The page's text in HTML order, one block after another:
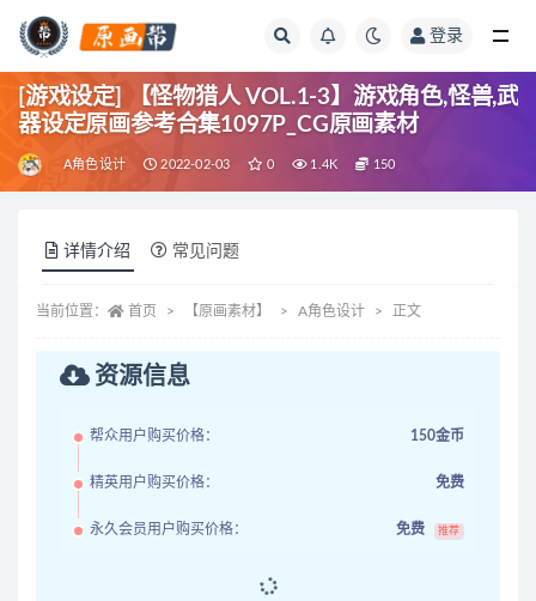
登录
[游戏设定] 【怪物猎人 VOL.1-3】游戏角色,怪兽,武
器设定原画参考合集1097P_CG原画素材
A角色设计 2022-02-03 0 1.4K 150
详情介绍 常见问题
当前位置： 首页 【原画素材】 A角色设计 正文
资源信息
帮众用户购买价格： 150金币
精英用户购买价格： 免费
永久会员用户购买价格： 免费 推荐